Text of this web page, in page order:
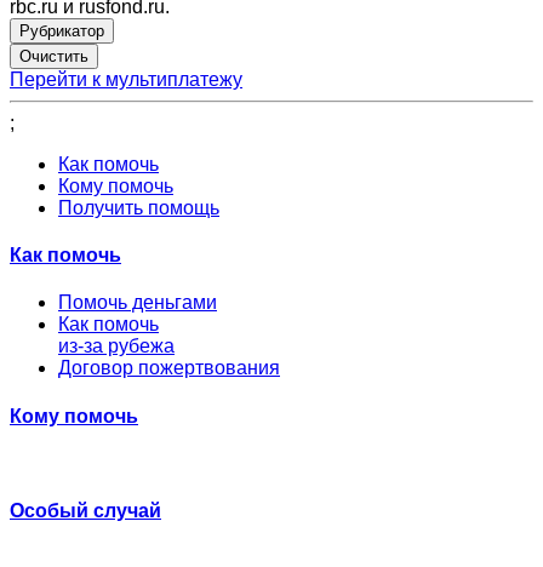
rbc.ru и rusfond.ru.
Рубрикатор
Перейти к мультиплатежу
;
Как помочь
Кому помочь
Получить помощь
Как помочь
Помочь деньгами
Как помочь
из-за рубежа
Договор пожертвования
Кому помочь
Особый случай